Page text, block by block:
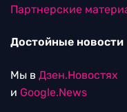
Партнерские
Достойные новости
Мы в Дзен.Новостях
и Google.News